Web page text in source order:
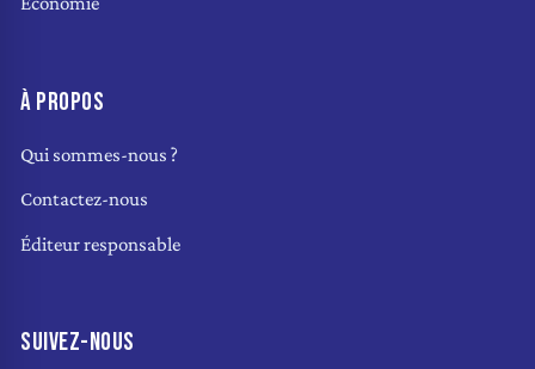
À PROPOS
Qui sommes-nous ?
Contactez-nous
Éditeur responsable
SUIVEZ-NOUS